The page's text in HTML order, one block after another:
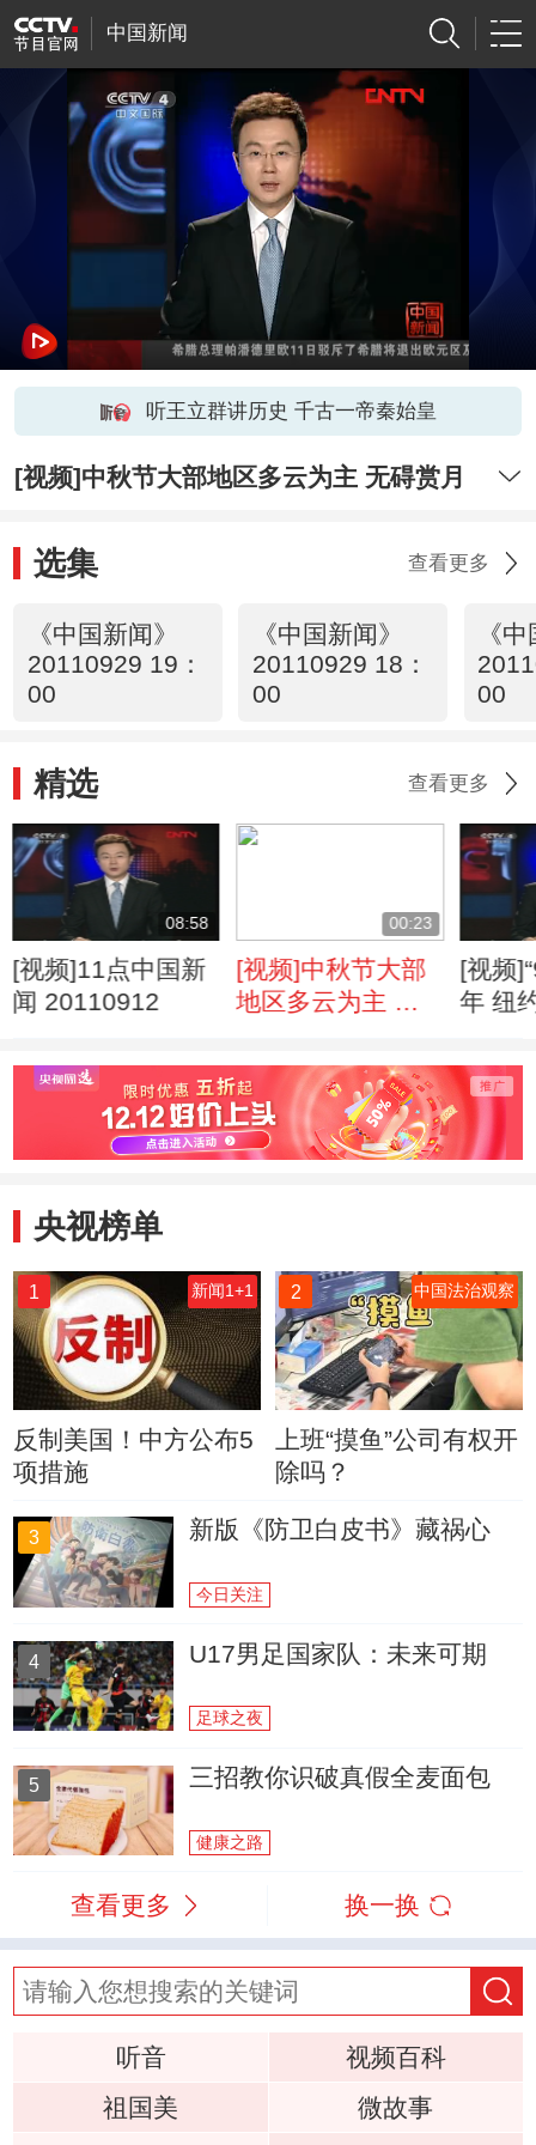
中国新闻
听王立群讲历史 千古一帝秦始皇
[视频]中秋节大部地区多云为主 无碍赏月
选集 查看更多
《中国新闻》
20110929 19：
00
《中国新闻》
20110929 18：
00
《
00
精选 查看更多
08:58
[视频]11点中国新
闻 20110912
00:23
[视频]中秋节大部
地区多云为主 无
[视频
年 纽
央视榜单
1 新闻1+1
反制美国！中方公布5
项措施
2 中国法治观察
上班“摸鱼”公司有权开
除吗？
3 新版《防卫白皮书》藏祸心
今日关注
4 U17男足国家队：未来可期
足球之夜
5 三招教你识破真假全麦面包
健康之路
查看更多 换一换
听音
视频百科
祖国美
微故事